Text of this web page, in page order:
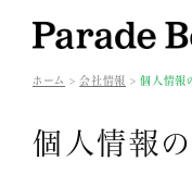
ホーム 会社情報 個人情報
個人情報